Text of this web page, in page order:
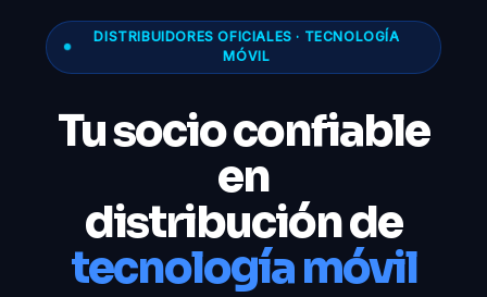
DISTRIBUIDORES OFICIALES · TECNOLOGÍA
MÓVIL
Tu socio confiable
en
distribución de
tecnología móvil